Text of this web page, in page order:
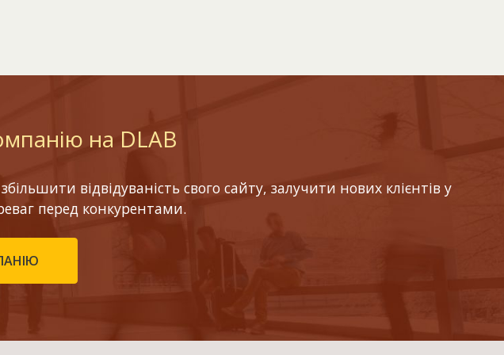
на DLAB
відвідуваність свого сайту, залучити нових клієнтів у
перед конкурентами.